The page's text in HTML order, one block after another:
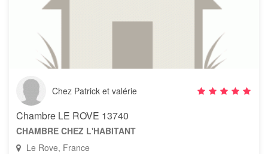
Chez Patrick et valérie
Chambre LE ROVE 13740
CHAMBRE CHEZ L'HABITANT
Le Rove, France